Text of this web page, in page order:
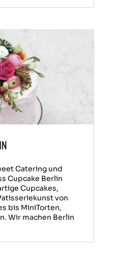
Catering und
Cupcake Berlin
Cupcakes,
von
bis MiniTorten,
Wir machen Berlin